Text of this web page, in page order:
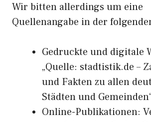
Wir bitten allerdings um eine
Quellenangabe in der
Gedruckte und digitale
„Quelle: stadtistik.de –
und Fakten zu allen
Städten und
Online-Publikationen: